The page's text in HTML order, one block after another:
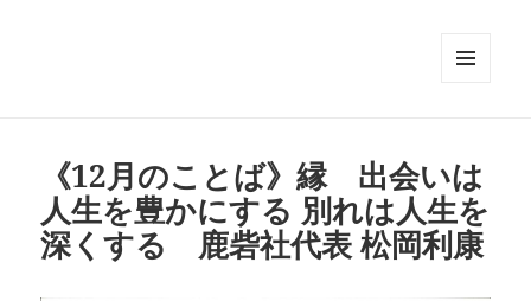
《12月のことば》縁 出会いは
人生を豊かにする 別れは人生を
深くする 鹿砦社代表 松岡利康